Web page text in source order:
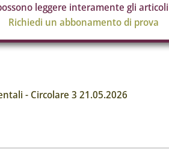
leggere interamente gli
Richiedi un abbonamento di prova
alla notizia
- Circolare 3 21.05.2026